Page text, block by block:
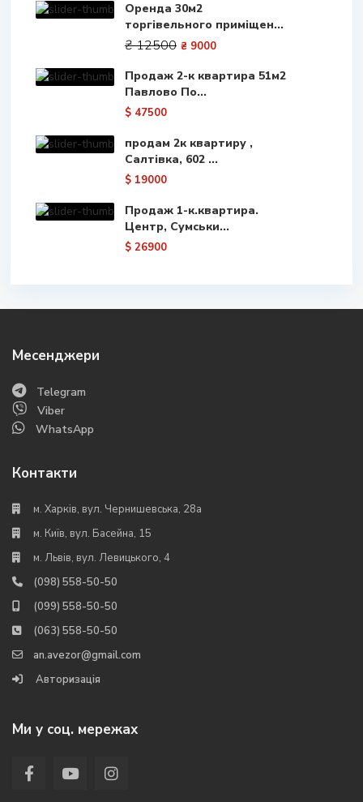
Оренда 30м2
торгівельного приміщен...
₴ 12500 ₴ 9000
Продаж 2-к квартира 51м2
Павлово По...
$ 47500
продам 2к квартиру ,
Салтівка, 602 ...
$ 19000
Продаж 1-к.квартира.
Центр, Сумськи...
$ 26900
Месенджери
Telegram
Viber
WhatsApp
Контакти
м. Харків, вул. Чернишевська, 28а
м. Київ, вул. Басейна, 15
м. Львів, вул. Левицького, 4
(098) 558-50-50
(099) 558-50-50
(063) 558-50-50
an.avezor@gmail.com
Авторизація
Ми у соц. мережах